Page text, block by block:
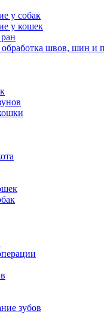
у собак
у кошек
швов, шин и
зубов